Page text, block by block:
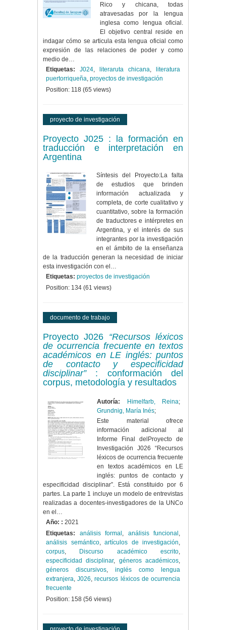
Rico y chicana, todas
atravesadas por la lengua
inglesa como lengua oficial.
El objetivo central reside en
indagar cómo se articula esta lengua oficial como
expresión de las relaciones de poder y como
medio de…
Etiquetas:
J024, literaruta chicana,
literatura
puertorriqueña, proyectos de investigación
Position: 118 (65 views)
proyecto de investigación
Proyecto J025 : la formación en
traducción e interpretación en
Argentina
Síntesis del Proyecto:La falta
de estudios que brinden
información actualizada y
completa, de corte cualitativo y
cuantitativo, sobre la formación
de traductores e intérpretes en
Argentina, y el interés de sus
integrantes por la investigación
en el ámbito de la enseñanza
de la traducción generan la necesidad de iniciar
esta investigación con el…
Etiquetas: proyectos de investigación
Position: 134 (61 views)
documento de trabajo
Proyecto J026 “Recursos léxicos
de ocurrencia frecuente en textos
académicos en LE inglés: puntos
de contacto y especificidad
disciplinar” : conformación del
corpus, metodología y resultados
Autoría: Himelfarb, Reina;
Grundnig, María Inés;
Este material ofrece
información adicional al
Informe Final delProyecto de
Investigación J026 “Recursos
léxicos de ocurrencia frecuente
en textos académicos en LE
inglés: puntos de contacto y
especificidad disciplinar”. Está constituido por 6
partes. La parte 1 incluye un modelo de entrevistas
realizadas a docentes-investigadores de la UNCo
en el…
Año: : 2021
Etiquetas:
análisis formal , análisis funcional ,
análisis semántico, artículos de investigación,
corpus, Discurso académico escrito,
especificidad disciplinar, géneros académicos,
géneros discursivos, inglés como lengua
extranjera,J026,recursos léxicos de ocurrencia
frecuente
Position: 158 (56 views)